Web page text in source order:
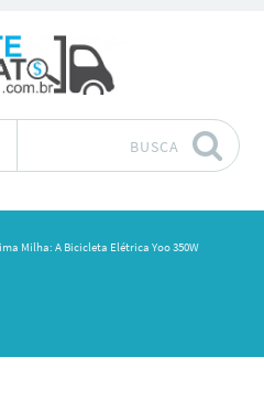
BUSCA
Milha: A Bicicleta Elétrica Yoo 350W